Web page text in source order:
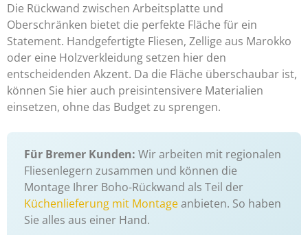
Die Rückwand zwischen Arbeitsplatte und
Oberschränken bietet die perfekte Fläche für ein
Statement. Handgefertigte Fliesen, Zellige aus Marokko
oder eine Holzverkleidung setzen hier den
entscheidenden Akzent. Da die Fläche überschaubar ist,
können Sie hier auch preisintensivere Materialien
einsetzen, ohne das Budget zu sprengen.
Für Bremer Kunden: Wir arbeiten mit regionalen
Fliesenlegern zusammen und können die
Montage Ihrer Boho-Rückwand als Teil der
Küchenlieferung mit Montageanbieten. So haben
Sie alles aus einer Hand.